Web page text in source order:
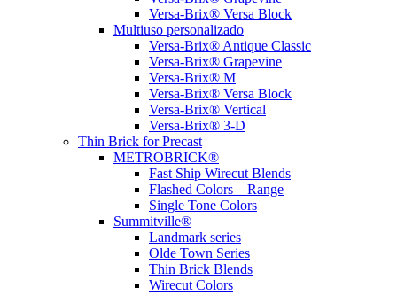
Versa-Brix® Versa Block
Multiuso personalizado
Versa-Brix® Antique Classic
Versa-Brix® Grapevine
Versa-Brix® M
Versa-Brix® Versa Block
Versa-Brix® Vertical
Versa-Brix® 3-D
Thin Brick for Precast
METROBRICK®
Fast Ship Wirecut Blends
Flashed Colors – Range
Single Tone Colors
Summitville®
Landmark series
Olde Town Series
Thin Brick Blends
Wirecut Colors